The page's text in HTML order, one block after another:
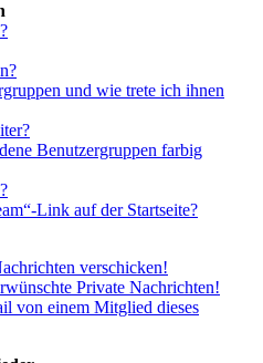
und wie trete ich ihnen
Benutzergruppen farbig
Link auf der Startseite?
verschicken!
Private Nachrichten!
von einem Mitglied dieses